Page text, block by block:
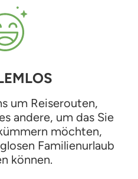
um Reiserouten,
andere, um das Sie
möchten,
Familienurlaub
können.